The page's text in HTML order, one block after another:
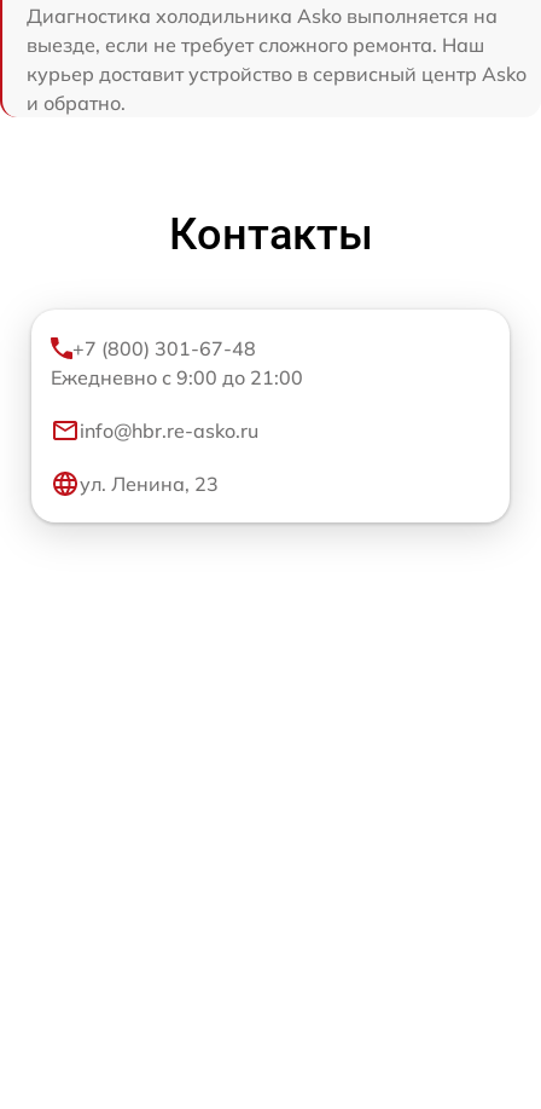
Диагностика холодильника Asko выполняется на
выезде, если не требует сложного ремонта. Наш
курьер доставит устройство в сервисный центр Asko
и обратно.
Контакты
+7 (800) 301-67-48
Ежедневно с 9:00 до 21:00
info@hbr.re-asko.ru
ул. Ленина, 23